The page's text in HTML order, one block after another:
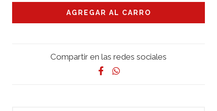
Compartir en las redes sociales